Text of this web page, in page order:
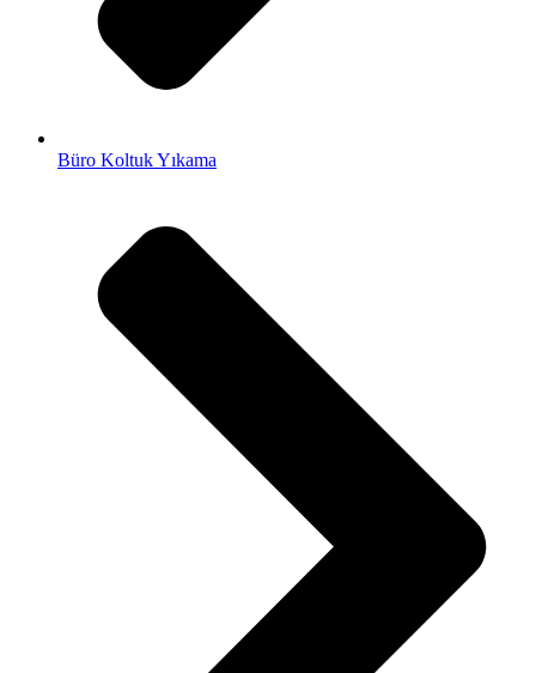
Büro Koltuk Yıkama